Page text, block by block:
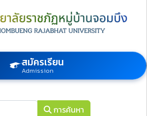
สมัครเรียน
Admission
การค้นหา